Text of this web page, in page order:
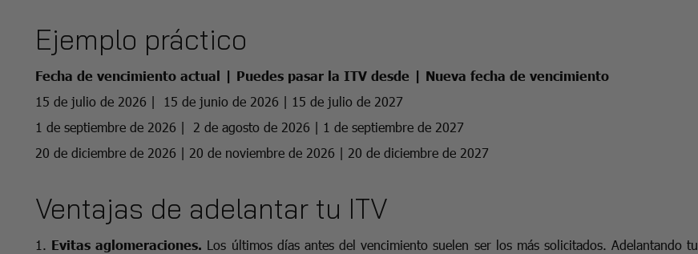
Ejemplo práctico
Fecha de vencimiento actual | Puedes pasar la ITV desde | Nueva fecha de vencimiento
15 de julio de 2026 | 15 de junio de 2026 | 15 de julio de 2027
1 de septiembre de 2026 | 2 de agosto de 2026 | 1 de septiembre de 2027
20 de diciembre de 2026 | 20 de noviembre de 2026 | 20 de diciembre de 2027
Ventajas de adelantar tu ITV
1. Evitas aglomeraciones. Los últimos días antes del vencimiento suelen ser los más solicitados. Adelantando tu